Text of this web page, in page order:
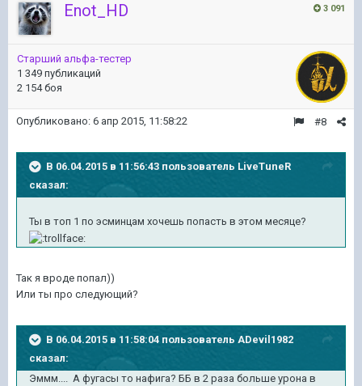
3 091
Enot_HD
Старший альфа-тестер
1 349 публикаций
2 154 боя
#8
Опубликовано: 6 апр 2015, 11:58:22
В 06.04.2015 в 11:56:43 пользователь LiveTuneR
сказал:
Ты в топ 1 по эсминцам хочешь попасть в этом месяце?
Так я вроде попал))
Или ты про следующий?
В 06.04.2015 в 11:58:04 пользователь ADevil1982
сказал:
Эммм.... А фугасы то нафига? ББ в 2 раза больше урона в